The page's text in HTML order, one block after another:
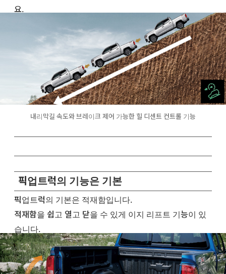
요.
내리막길 속도와 브레이크 제어 가능한 힐 디센트 컨트롤 기능
픽업트럭의 기능은 기본
픽업트럭의 기본은 적재함입니다.
적재함을 쉽고 열고 닫을 수 있게 이지 리프트 기능이 있
습니다.